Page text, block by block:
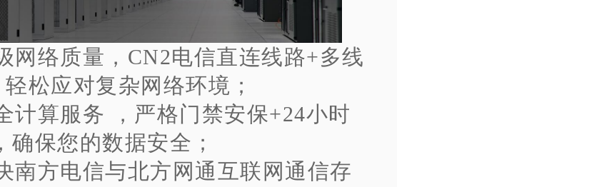
网络质量，CN2电信直连线路+多线
松应对复杂网络环境；
计算服务 ，严格门禁安保+24小时
确保您的数据安全；
南方电信与北方网通互联网通信存